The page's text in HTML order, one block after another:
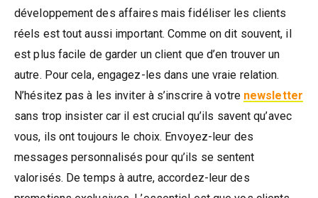
développement des affaires mais fidéliser les clients
réels est tout aussi important. Comme on dit souvent, il
est plus facile de garder un client que d’en trouver un
autre. Pour cela, engagez-les dans une vraie relation.
N’hésitez pas à les inviter à s’inscrire à votre newsletter
sans trop insister car il est crucial qu’ils savent qu’avec
vous, ils ont toujours le choix. Envoyez-leur des
messages personnalisés pour qu’ils se sentent
valorisés. De temps à autre, accordez-leur des